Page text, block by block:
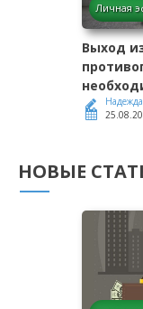
Личная
Выход
НОВЫЕ